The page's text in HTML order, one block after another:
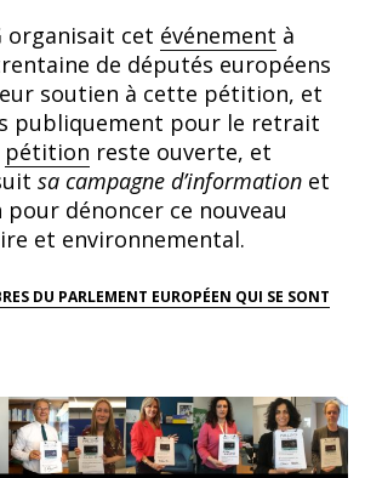
organisait cet événement à
de députés européens
soutien à cette pétition, et
publiquement pour le retrait
pétition reste ouverte, et
sa campagne d’information et
dénoncer ce nouveau
et environnemental.
DU PARLEMENT EUROPÉEN QUI SE SONT